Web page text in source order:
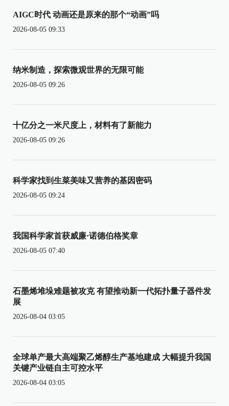
AIGC时代 动画还是原来的那个“动画”吗
2026-08-05 09:33
纳米制造，探索微观世界的无限可能
2026-08-05 09:26
十亿分之一米尺度上，材料有了新能力
2026-08-05 09:26
科学家找到生菜美味又营养的基因密码
2026-08-05 09:24
我国科学家首获威廉·诺德伯格奖章
2026-08-05 07:40
石墨烯堆垛难题被攻克 有望推动新一代拓扑量子器件发
展
2026-08-04 03:05
全球单产最大高端聚乙烯醇生产基地建成 大幅提升我国
关键产业链自主可控水平
2026-08-04 03:05